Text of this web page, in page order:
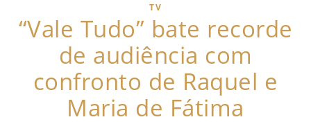
TV
“Vale Tudo” bate recorde
de audiência com
confronto de Raquel e
Maria de Fátima